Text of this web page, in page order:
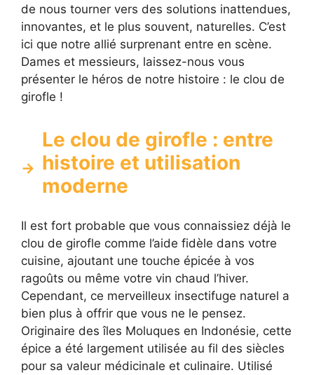
de nous tourner vers des solutions inattendues,
innovantes, et le plus souvent, naturelles. C’est
ici que notre allié surprenant entre en scène.
Dames et messieurs, laissez-nous vous
présenter le héros de notre histoire : le clou de
girofle !
Le clou de girofle : entre
histoire et utilisation
moderne
Il est fort probable que vous connaissiez déjà le
clou de girofle comme l’aide fidèle dans votre
cuisine, ajoutant une touche épicée à vos
ragoûts ou même votre vin chaud l’hiver.
Cependant, ce merveilleux insectifuge naturel a
bien plus à offrir que vous ne le pensez.
Originaire des îles Moluques en Indonésie, cette
épice a été largement utilisée au fil des siècles
pour sa valeur médicinale et culinaire. Utilisé